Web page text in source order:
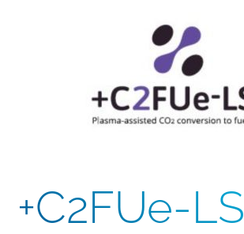
+C2FUe-LS